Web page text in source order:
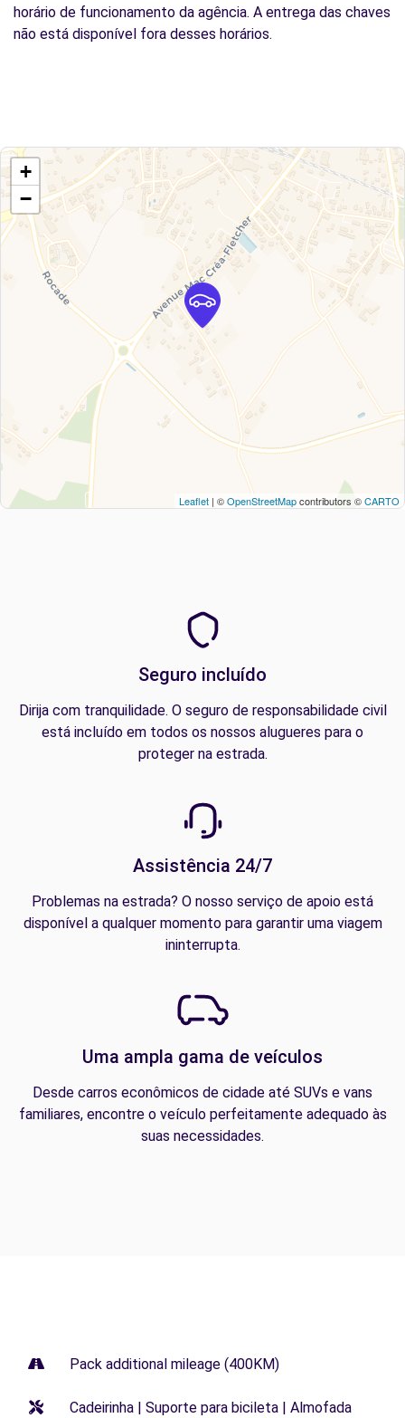
horário de funcionamento da agência. A entrega das chaves
não está disponível fora desses horários.
+
−
Leaflet | ©OpenStreetMapcontributors ©CARTO
Seguro incluído
Dirija com tranquilidade. O seguro de responsabilidade civil
está incluído em todos os nossos alugueres para o
proteger na estrada.
Assistência 24/7
Problemas na estrada? O nosso serviço de apoio está
disponível a qualquer momento para garantir uma viagem
ininterrupta.
Uma ampla gama de veículos
Desde carros econômicos de cidade até SUVs e vans
familiares, encontre o veículo perfeitamente adequado às
suas necessidades.
Pack additional mileage (400KM)
Cadeirinha | Suporte para bicileta | Almofada